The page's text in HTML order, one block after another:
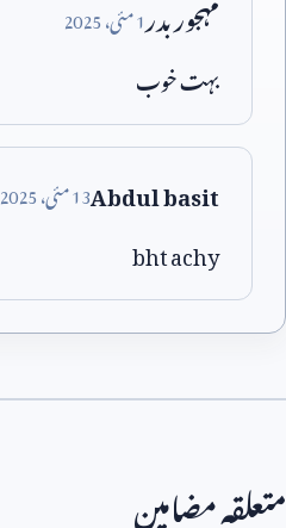
مہجور بدر1مئی،2025
بہت خوب
Abdul basit
13مئی،2025
bht achy
متعلقہ مضامین